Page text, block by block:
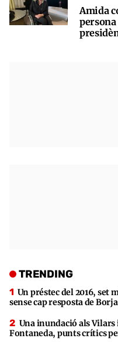
Amida
TRENDING
Un préstec del 2016, set
sense cap resposta de
Una inundació als Vilars
Fontaneda, punts crítics